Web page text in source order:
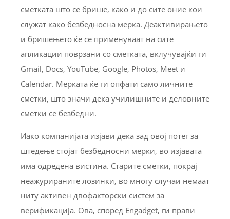
сметката што се брише, како и до сите оние кои
служат како безбедносна мерка. Деактивирањето
и бришењето ќе се применуваат на сите
апликации поврзани со сметката, вклучувајќи ги
Gmail, Docs, YouTube, Google, Photos, Meet и
Calendar. Мерката ќе ги опфати само личните
сметки, што значи дека училишните и деловните
сметки се безбедни.
Иако компанијата изјави дека зад овој потег за
штедење стојат безбедносни мерки, во изјавата
има одредена вистина. Старите сметки, покрај
неажурираните лозинки, во многу случаи немаат
ниту активен двофакторски систем за
верификација. Ова, според Engadget, ги прави